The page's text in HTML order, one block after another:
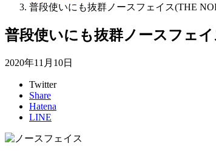
普段使いにも抜群ノースフェイス(THE
普段使いにも抜群ノースフェ
2020年11月10日
Twitter
Share
Hatena
LINE